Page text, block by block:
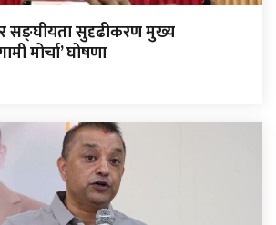
सङ्घीयता सुदृढीकरण मुख्य
मोर्चा’ घोषणा